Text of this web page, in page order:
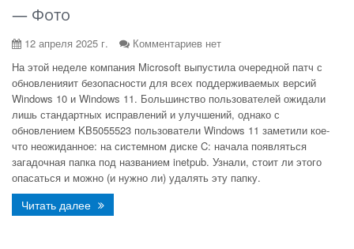
— Фото
12 апреля 2025 г.
Комментариев нет
На этой неделе компания Microsoft выпустила очередной патч с
обновленияит безопасности для всех поддерживаемых версий
Windows 10 и Windows 11. Большинство пользователей ожидали
лишь стандартных исправлений и улучшений, однако с
обновлением KB5055523 пользователи Windows 11 заметили кое-
что неожиданное: на системном диске C: начала появляться
загадочная папка под названием inetpub. Узнали, стоит ли этого
опасаться и можно (и нужно ли) удалять эту папку.
Читать далее